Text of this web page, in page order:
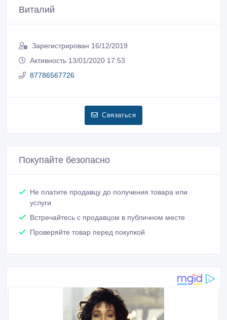
Виталий
Зарегистрирован 16/12/2019
Активность 13/01/2020 17:53
87786567726
Связаться
Покупайте безопасно
Не платите продавцу до получения товара или
услуги
Встречайтесь с продавцом в публичном месте
Проверяйте товар перед покупкой